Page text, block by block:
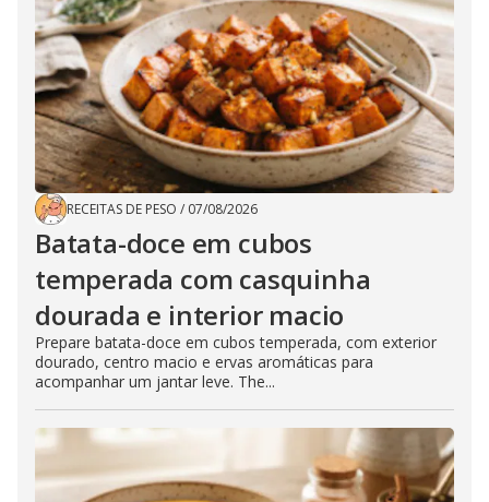
RECEITAS DE PESO / 07/08/2026
Batata-doce em cubos
temperada com casquinha
dourada e interior macio
Prepare batata-doce em cubos temperada, com exterior
dourado, centro macio e ervas aromáticas para
acompanhar um jantar leve. The...